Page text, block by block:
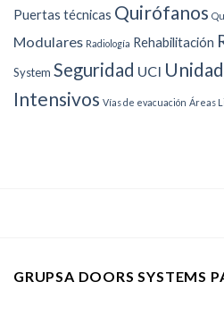
Puertas técnicas Quirófanos
Modulares Radiología Rehabilitación
System Seguridad UCI
Intensivos Vías de evacuación Áreas
GRUPSA DOORS SYSTEMS